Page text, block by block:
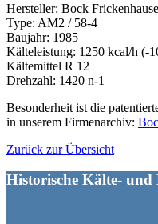
Hersteller: Bock
Type: AM2 / 58-4
Baujahr: 1985
Kälteleistung: 1250 kcal/h (-
Kältemittel R 12
Drehzahl: 1420 n-1
Besonderheit ist die
in unserem Firmenarchiv:
Zurück zur Übersicht
Historische Kälte-